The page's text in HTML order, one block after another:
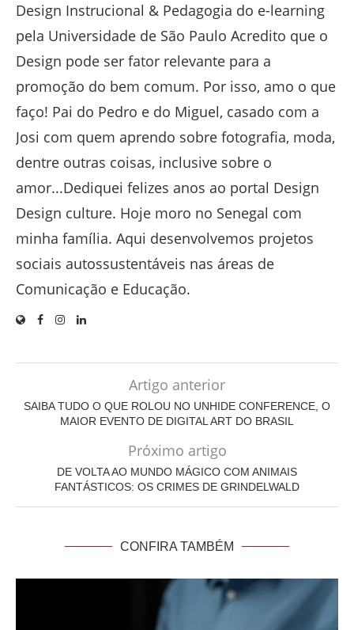
Design Instrucional & Pedagogia do e-learning
pela Universidade de São Paulo Acredito que o
Design pode ser fator relevante para a
promoção do bem comum. Por isso, amo o que
faço! Pai do Pedro e do Miguel, casado com a
Josi com quem aprendo sobre fotografia, moda,
dentre outras coisas, inclusive sobre o
amor...Dediquei felizes anos ao portal Design
Design culture. Hoje moro no Senegal com
minha família. Aqui desenvolvemos projetos
sociais autossustentáveis nas áreas de
Comunicação e Educação.
Artigo anterior
SAIBA TUDO O QUE ROLOU NO UNHIDE CONFERENCE, O
MAIOR EVENTO DE DIGITAL ART DO BRASIL
Próximo artigo
DE VOLTA AO MUNDO MÁGICO COM ANIMAIS
FANTÁSTICOS: OS CRIMES DE GRINDELWALD
CONFIRA TAMBÉM